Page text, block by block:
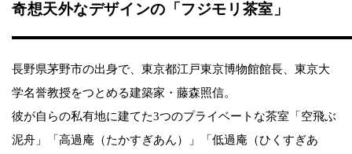
奇想天外なデザインの「フジモリ茶室」
長野県茅野市の出身で、東京都江戸東京博物館館長、東京大
学名誉教授をつとめる建築家・藤森照信。
彼が自らの私有地に建てた3つのプライベートな茶室「空飛ぶ
泥舟」「高過庵（たかすぎあん）」「低過庵（ひくすぎあ